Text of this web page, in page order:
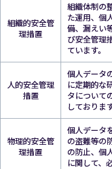
組織的安全管
理措置
組織体制の
た運用、個
備、漏えい
び安全管理
ています。
人的安全管理
措置
個人データ
に定期的な
タについて
しております
物理的安全管
理措置
個人データ
の盗難等の
の防止、個
に関して、